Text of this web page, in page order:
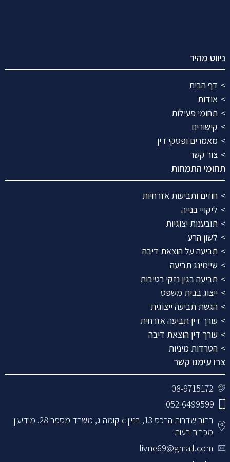
ניווט מהיר
דף הבית
אודות
תחומי פעילות
קישורים
מאמרים ופסקי דין
צור קשר
תחומי התמחות
חוזים ותביעות אזרחיות
ליקויי בנייה
תובענות יצוגיות
לשון הרע
תביעה על הוצאת דיבה
שיימינג תביעה
תביעה בגין נזקי רטיבות
ייצוג בבית משפט
הגשת תביעה ייצוגית
עורך דין תביעה אזרחית
עורך דין הוצאת דיבה
הטרדות מיניות
צרו עימנו קשר
08-9715172
052-6499599
רחוב שדרות הרכס 13, בניין c קומה ג, משרד מספר 28. מודיעין
מכבים רעות
livne69@gmail.com